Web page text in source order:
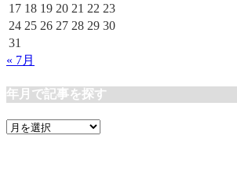
17 18 19 20 21 22 23
24 25 26 27 28 29 30
31
« 7月
年月で記事を探す
年